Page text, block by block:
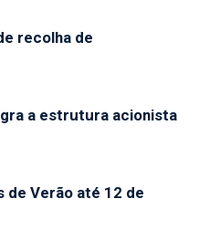
recolha de
a estrutura acionista
de Verão até 12 de